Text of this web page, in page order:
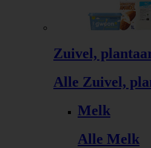
Zuivel,
Alle Zuivel,
Melk
Alle Melk